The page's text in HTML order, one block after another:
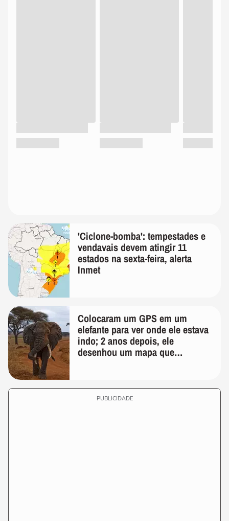
'Ciclone-bomba': tempestades e
vendavais devem atingir 11
estados na sexta-feira, alerta
Inmet
Colocaram um GPS em um
elefante para ver onde ele estava
indo; 2 anos depois, ele
desenhou um mapa que
PUBLICIDADE